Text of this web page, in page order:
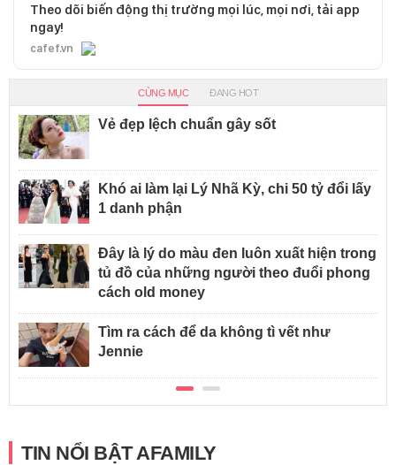
Theo dõi biến động thị trường mọi lúc, mọi nơi, tải app
ngay!
cafef.vn
CÙNG MỤC ĐANG HOT
Vẻ đẹp lệch chuẩn gây sốt
Khó ai làm lại Lý Nhã Kỳ, chi 50 tỷ đổi lấy
1 danh phận
Đây là lý do màu đen luôn xuất hiện trong
tủ đồ của những người theo đuổi phong
cách old money
Tìm ra cách để da không tì vết như
Jennie
TIN NỔI BẬT AFAMILY